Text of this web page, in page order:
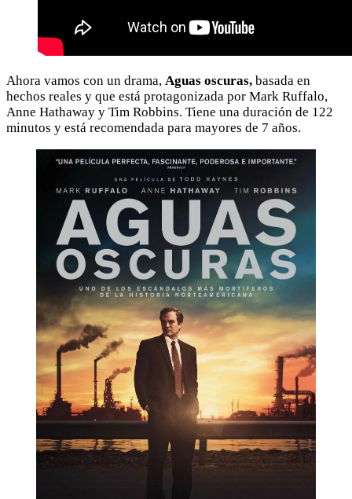
Ahora vamos con un drama, Aguas oscuras, basada en
hechos reales y que está protagonizada por Mark Ruffalo,
Anne Hathaway y Tim Robbins. Tiene una duración de 122
minutos y está recomendada para mayores de 7 años.